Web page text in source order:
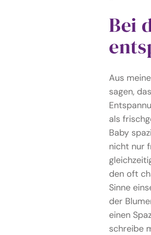
Bei
Aus
sagen,
als
Baby
nicht nur
den oft
Sinne
der
einen
schreibe